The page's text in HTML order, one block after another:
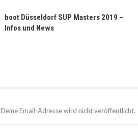
boot Düsseldorf SUP Masters 2019 –
Infos und News
Deine Email-Adresse wird nicht veröffentlicht.